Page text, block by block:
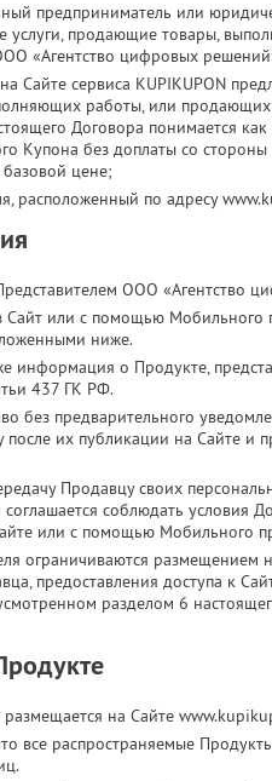
предприниматель или
услуги, продающие товары,
«Агентство цифровых
Сайте сервиса KUPIKUPON
работы, или
Договора понимается
Купона без доплаты со
цене;
расположенный по адресу
ООО «Агентство
Сайт или с помощью Мобильного
ниже.
информация о Продукте,
437 ГК РФ.
без предварительного
после их публикации на Сайте
Продавцу своих
соблюдать условия
или с помощью Мобильного
ограничиваются
предоставления доступа к
разделом 6
на Сайте
все распространяемые